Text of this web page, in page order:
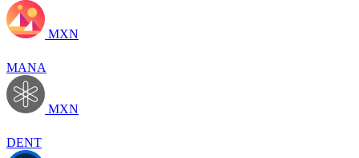
MXN
MANA
MXN
DENT